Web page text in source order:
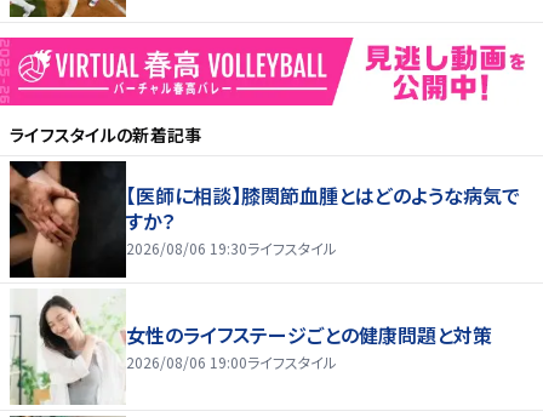
ライフスタイルの新着記事
【医師に相談】膝関節血腫とはどのような病気で
すか？
2026/08/06 19:30ライフスタイル
女性のライフステージごとの健康問題と対策
2026/08/06 19:00ライフスタイル